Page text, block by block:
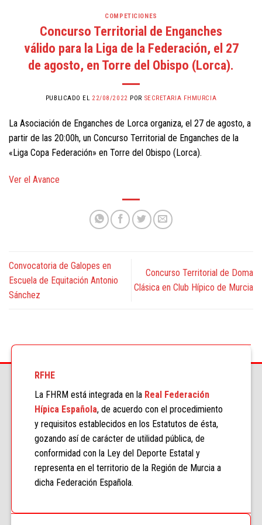
COMPETICIONES
Concurso Territorial de Enganches
válido para la Liga de la Federación, el 27
de agosto, en Torre del Obispo (Lorca).
PUBLICADO EL 22/08/2022 POR SECRETARIA FHMURCIA
La Asociación de Enganches de Lorca organiza, el 27 de agosto, a
partir de las 20:00h, un Concurso Territorial de Enganches de la
«Liga Copa Federación» en Torre del Obispo (Lorca).
Ver el Avance
Convocatoria de Galopes en
Escuela de Equitación Antonio
Sánchez
Concurso Territorial de Doma
Clásica en Club Hípico de Murcia
RFHE
La FHRM está integrada en la Real Federación
Hípica Española, de acuerdo con el procedimiento
y requisitos establecidos en los Estatutos de ésta,
gozando así de carácter de utilidad pública, de
conformidad con la Ley del Deporte Estatal y
representa en el territorio de la Región de Murcia a
dicha Federación Española.